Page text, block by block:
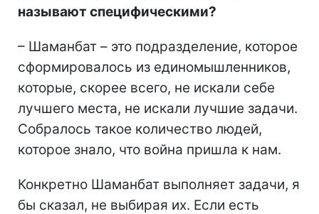
называют специфическими?
– Шаманбат – это подразделение, которое
сформировалось из единомышленников,
которые, скорее всего, не искали себе
лучшего места, не искали лучшие задачи.
Собралось такое количество людей,
которое знало, что война пришла к нам.
Конкретно Шаманбат выполняет задачи, я
бы сказал, не выбирая их. Если есть